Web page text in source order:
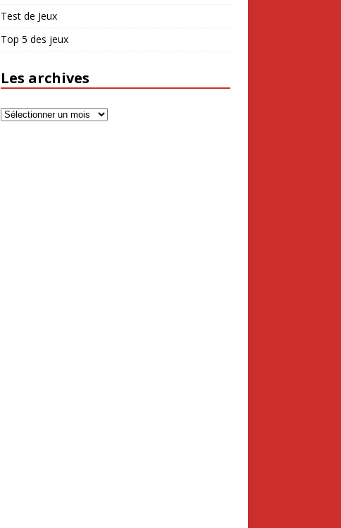
Test de Jeux
Top 5 des jeux
Les archives